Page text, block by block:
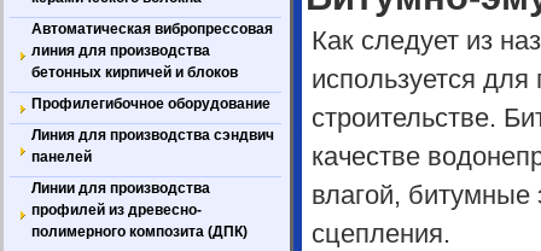
Автоматическая вибропрессовая
линия для производства
бетонных кирпичей и блоков
Профилегибочное оборудование
Линия для производства сэндвич
панелей
Линии для производства
профилей из древесно-
полимерного композита (ДПК)
Как следует из
используется
строительстве.
качестве
влагой, битумные
сцепления.